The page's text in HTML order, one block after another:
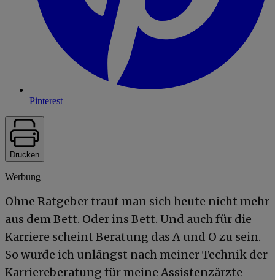
Pinterest
Drucken
Werbung
Ohne Ratgeber traut man sich heute nicht mehr
aus dem Bett. Oder ins Bett. Und auch für die
Karriere scheint Beratung das A und O zu sein.
So wurde ich unlängst nach meiner Technik der
Karriereberatung für meine Assistenzärzte